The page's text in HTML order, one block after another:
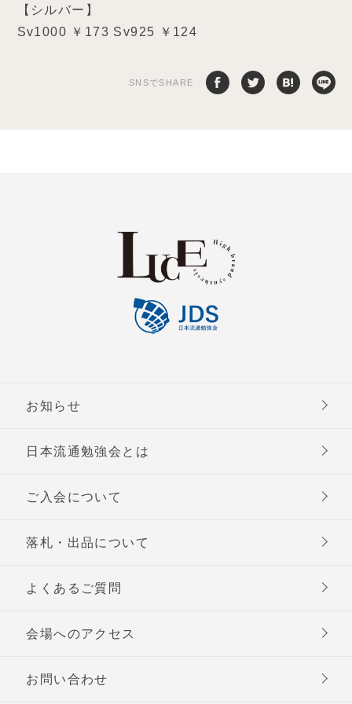
【シルバー】
Sv1000 ￥173 Sv925 ￥124
SNSでSHARE
お知らせ
日本流通勉強会とは
ご入会について
落札・出品について
よくあるご質問
会場へのアクセス
お問い合わせ